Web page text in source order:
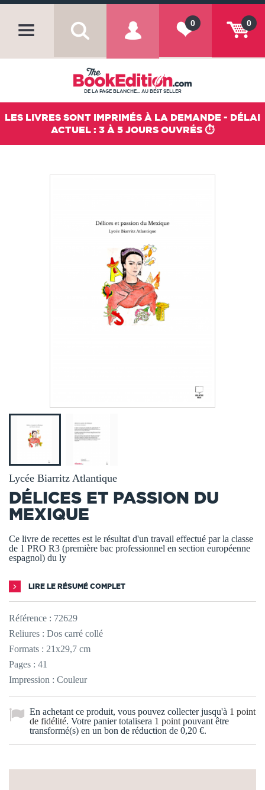
0
0
DE LA PAGE BLANCHE... AU BEST SELLER
LES LIVRES SONT IMPRIMÉS À LA DEMANDE - DÉLAI
ACTUEL : 3 À 5 JOURS OUVRÉS ⏱️
Lycée Biarritz Atlantique
DÉLICES ET PASSION DU
MEXIQUE
Ce livre de recettes est le résultat d'un travail effectué par la classe
de 1 PRO R3 (première bac professionnel en section européenne
espagnol) du ly
LIRE LE RÉSUMÉ COMPLET
Référence : 72629
Reliures : Dos carré collé
Formats : 21x29,7 cm
Pages : 41
Impression : Couleur
En achetant ce produit, vous pouvez collecter jusqu'à 1 point
de fidélité. Votre panier totalisera 1 point pouvant être
transformé(s) en un bon de réduction de 0,20 €.